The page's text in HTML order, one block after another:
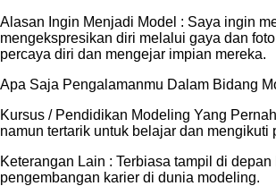
Alasan Ingin Menjadi Model : Saya ingin
mengekspresikan diri melalui gaya dan
percaya diri dan mengejar impian mereka.
Apa Saja Pengalamanmu Dalam Bidang
Kursus / Pendidikan Modeling Yang
namun tertarik untuk belajar dan
Keterangan Lain : Terbiasa tampil di
pengembangan karier di dunia modeling.